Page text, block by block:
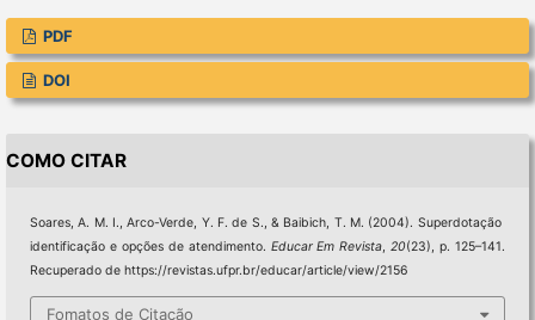
PDF
DOI
COMO CITAR
Soares, A. M. I., Arco-Verde, Y. F. de S., & Baibich, T. M. (2004). Superdotação 
identificação e opções de atendimento. Educar Em Revista,20(23), p. 125–141.
Recuperado de https://revistas.ufpr.br/educar/article/view/2156
Fomatos de Citação